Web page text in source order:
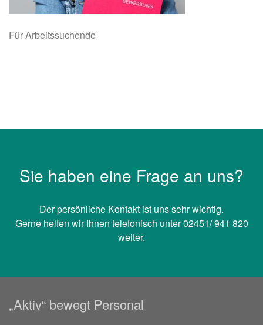
Für Arbeitssuchende
Sie haben eine Frage an uns?
Der persönliche Kontakt ist uns sehr wichtig.
Gerne helfen wir Ihnen telefonisch unter 02451/ 941 820
weiter.
„Aktiv“ bewegt Personal